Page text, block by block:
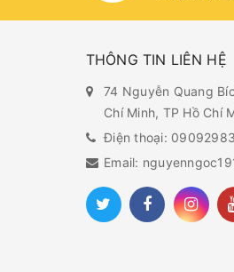
THÔNG TIN LIÊN HỆ
74 Nguyễn Quang
Chí Minh, TP Hồ Chí
Điện thoại:
Email: